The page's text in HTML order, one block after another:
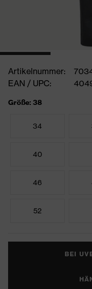
Artikelnummer:
EAN / UPC:
Größe: 38
34
40
46
52
BEI